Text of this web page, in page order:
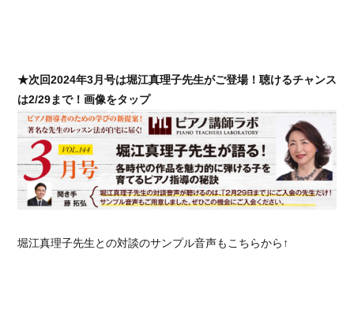
★次回2024年3月号は堀江真理子先生がご登場！聴けるチャンス
は2/29まで！画像をタップ
堀江真理子先生との対談のサンプル音声もこちらから↑